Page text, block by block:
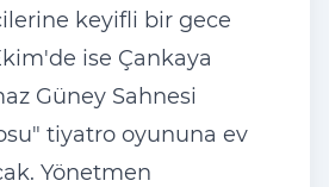
keyifli bir gece
ise Çankaya
Güney Sahnesi
tiyatro oyununa ev
Yönetmen